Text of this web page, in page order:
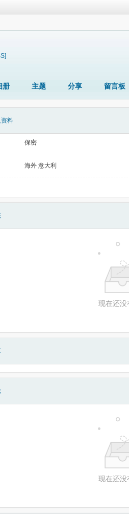
册 主题 分享 留言板
料
保密
海外 意大利
现在还没
现在还没